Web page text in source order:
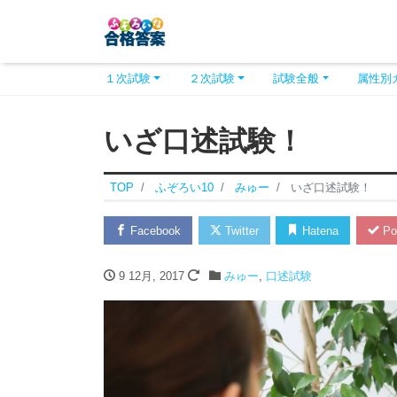
１次試験 ２次試験 試験全般 属性別
いざ口述試験！
TOP ふぞろい10 みゅー いざ口述試験！
Facebook Twitter Hatena
9 12月, 2017 みゅー 口述試験